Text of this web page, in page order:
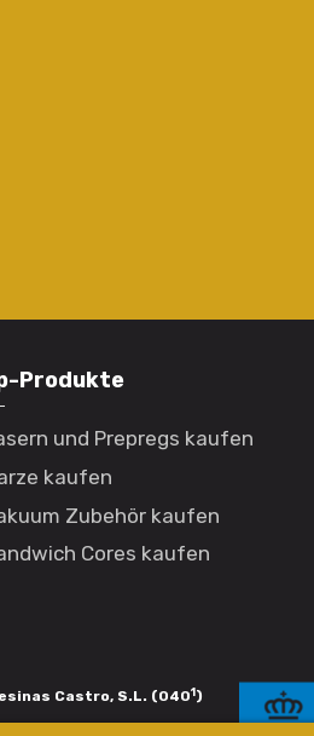
Produkte
und Prepregs kaufen
kaufen
Zubehör kaufen
Cores kaufen
Castro, S.L. (0401 )